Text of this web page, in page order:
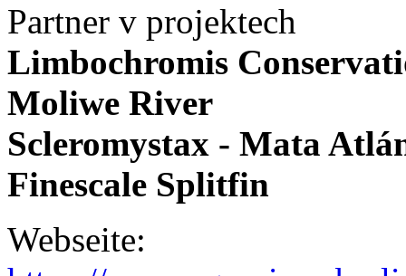
Partner v projektech
Limbochromis
Moliwe River
Scleromystax - Mata
Finescale Splitfin
Webseite: